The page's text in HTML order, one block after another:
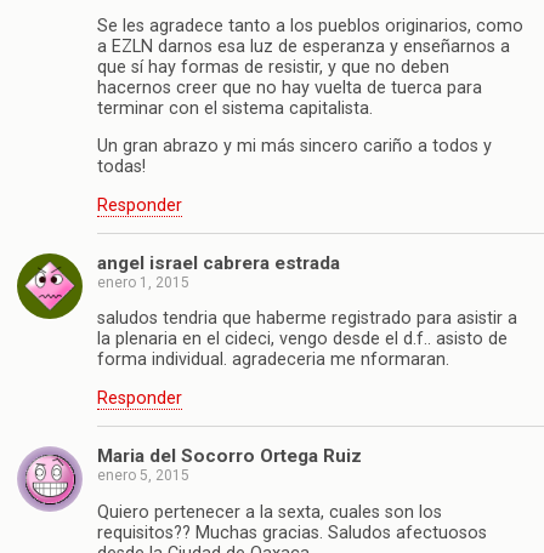
Se les agradece tanto a los pueblos originarios, como
a EZLN darnos esa luz de esperanza y enseñarnos a
que sí hay formas de resistir, y que no deben
hacernos creer que no hay vuelta de tuerca para
terminar con el sistema capitalista.
Un gran abrazo y mi más sincero cariño a todos y
todas!
Responder
angel israel cabrera estrada
enero 1, 2015
saludos tendria que haberme registrado para asistir a
la plenaria en el cideci, vengo desde el d.f.. asisto de
forma individual. agradeceria me nformaran.
Responder
Maria del Socorro Ortega Ruiz
enero 5, 2015
Quiero pertenecer a la sexta, cuales son los
requisitos?? Muchas gracias. Saludos afectuosos